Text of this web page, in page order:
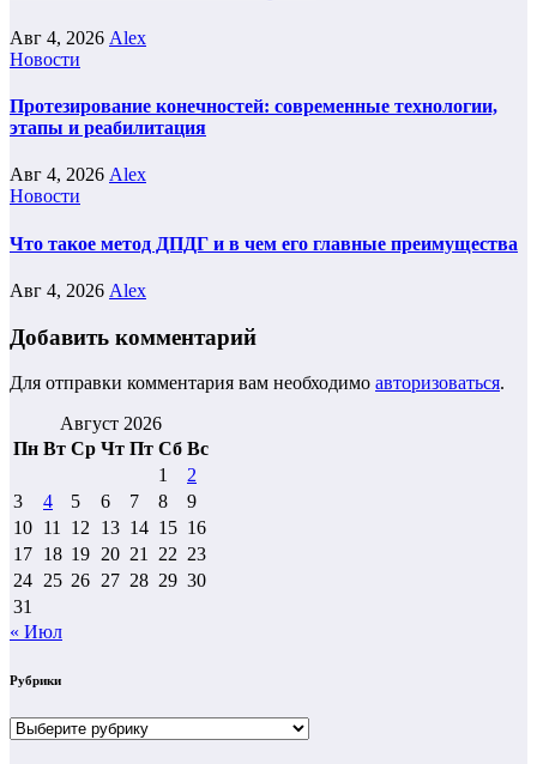
Авг 4, 2026 Alex
Новости
Протезирование конечностей: современные технологии,
этапы и реабилитация
Авг 4, 2026 Alex
Новости
Что такое метод ДПДГ и в чем его главные преимущества
Авг 4, 2026 Alex
Добавить комментарий
Для отправки комментария вам необходимо авторизоваться.
Август 2026
Пн Вт Ср Чт Пт Сб Вс
1
2
3
4 5 6 7 8
9
10 11 12 13 14 15 16
17 18 19 20 21 22 23
24 25 26 27 28 29 30
31
« Июл
Рубрики
Рубрики